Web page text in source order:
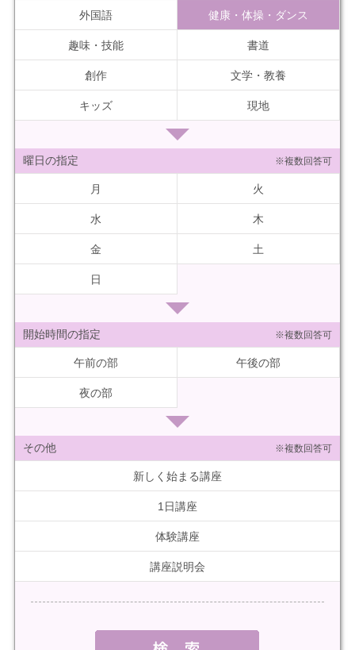
外国語 健康・体操・ダンス
趣味・技能 書道
創作 文学・教養
キッズ 現地
曜日の指定 ※複数回答可
月 火
水 木
金 土
日
開始時間の指定 ※複数回答可
午前の部 午後の部
夜の部
その他 ※複数回答可
新しく始まる講座
1日講座
体験講座
講座説明会